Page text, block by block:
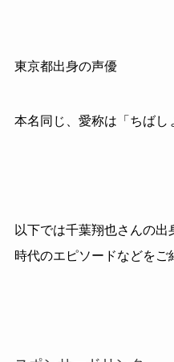
東京都出身の声優
本名同じ、愛称は「ちばし
以下では千葉翔也さんの
時代のエピソードなどをご